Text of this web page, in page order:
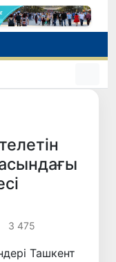
3 475
Ташкент